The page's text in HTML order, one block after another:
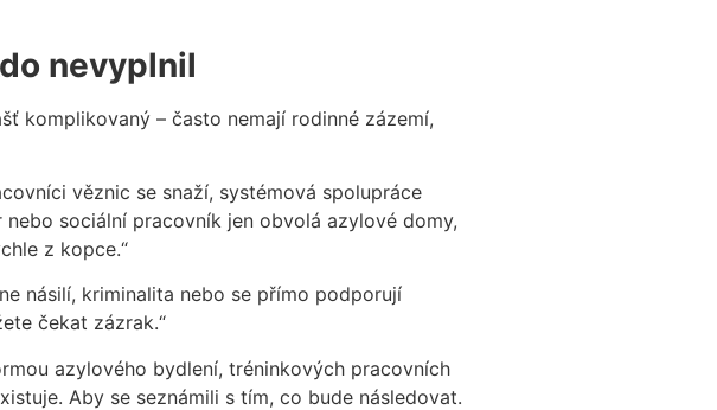
nevyplnil
komplikovaný – často nemají rodinné zázemí,
věznic se snaží, systémová spolupráce
nebo sociální pracovník jen obvolá azylové domy,
z kopce.“
násilí, kriminalita nebo se přímo podporují
čekat zázrak.“
azylového bydlení, tréninkových pracovních
Aby se seznámili s tím, co bude následovat.